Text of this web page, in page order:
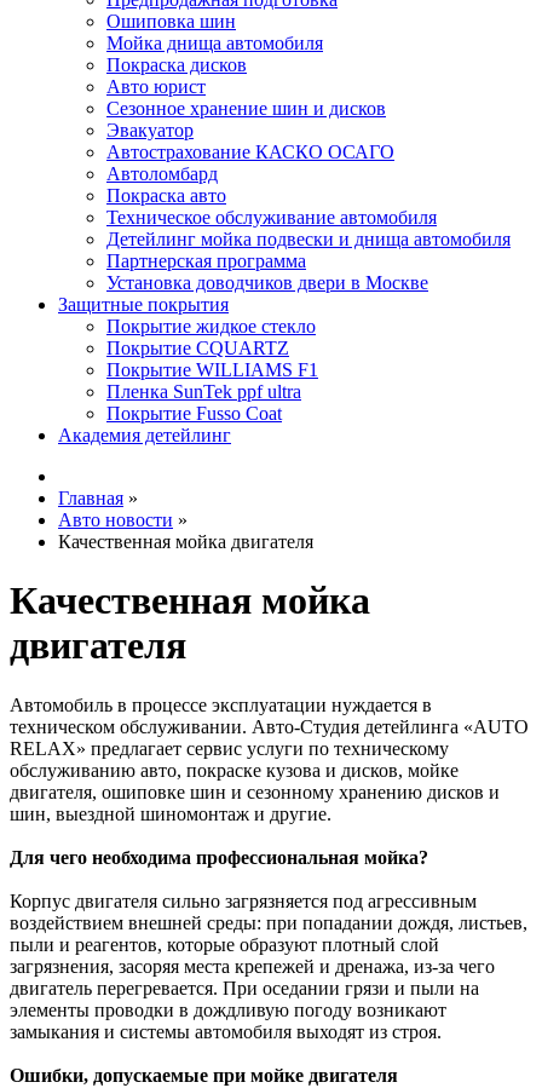
Ошиповка шин
Мойка днища автомобиля
Покраска дисков
Авто юрист
Сезонное хранение шин и дисков
Эвакуатор
Автострахование КАСКО ОСАГО
Автоломбард
Покраска авто
Техническое обслуживание автомобиля
Детейлинг мойка подвески и днища автомобиля
Партнерская программа
Установка доводчиков двери в Москве
Защитные покрытия
Покрытие жидкое стекло
Покрытие CQUARTZ
Покрытие WILLIAMS F1
Пленка SunTek ppf ultra
Покрытие Fusso Coat
Академия детейлинг
Главная »
Авто новости »
Качественная мойка двигателя
Качественная мойка
двигателя
Автомобиль в процессе эксплуатации нуждается в
техническом обслуживании. Авто-Студия детейлинга «AUTO
RELAX» предлагает сервис услуги по техническому
обслуживанию авто, покраске кузова и дисков, мойке
двигателя, ошиповке шин и сезонному хранению дисков и
шин, выездной шиномонтаж и другие.
Для чего необходима профессиональная мойка?
Корпус двигателя сильно загрязняется под агрессивным
воздействием внешней среды: при попадании дождя, листьев,
пыли и реагентов, которые образуют плотный слой
загрязнения, засоряя места крепежей и дренажа, из-за чего
двигатель перегревается. При оседании грязи и пыли на
элементы проводки в дождливую погоду возникают
замыкания и системы автомобиля выходят из строя.
Ошибки, допускаемые при мойке двигателя